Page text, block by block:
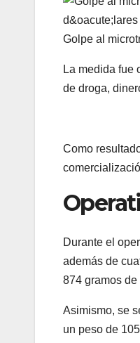
Golpe al
La medida fue
de droga,
Como
Durante el
además de
874 gramos de
Asimismo, se
un peso de